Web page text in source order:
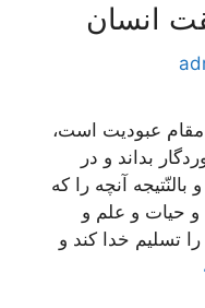
انسان
عبودیت است،
بداند و در
آنچه را كه
و حیات و علم و
تسلیم خدا كند و